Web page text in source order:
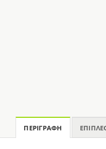
ΠΕΡΙΓΡΑΦΉ